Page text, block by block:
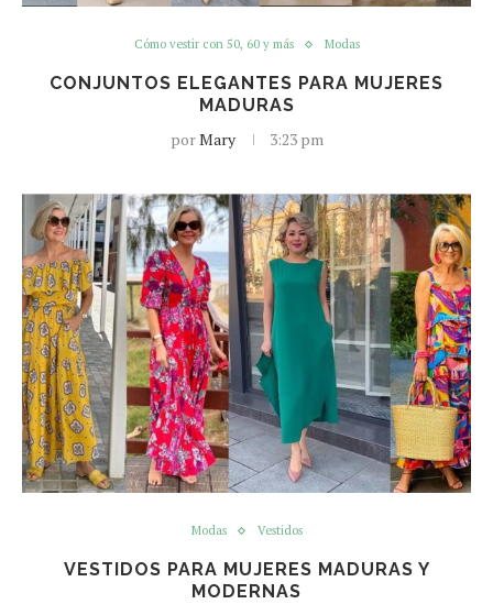
Cómo vestir con 50, 60 y más Modas
CONJUNTOS ELEGANTES PARA MUJERES
MADURAS
porMary 3:23 pm
Modas Vestidos
VESTIDOS PARA MUJERES MADURAS Y
MODERNAS